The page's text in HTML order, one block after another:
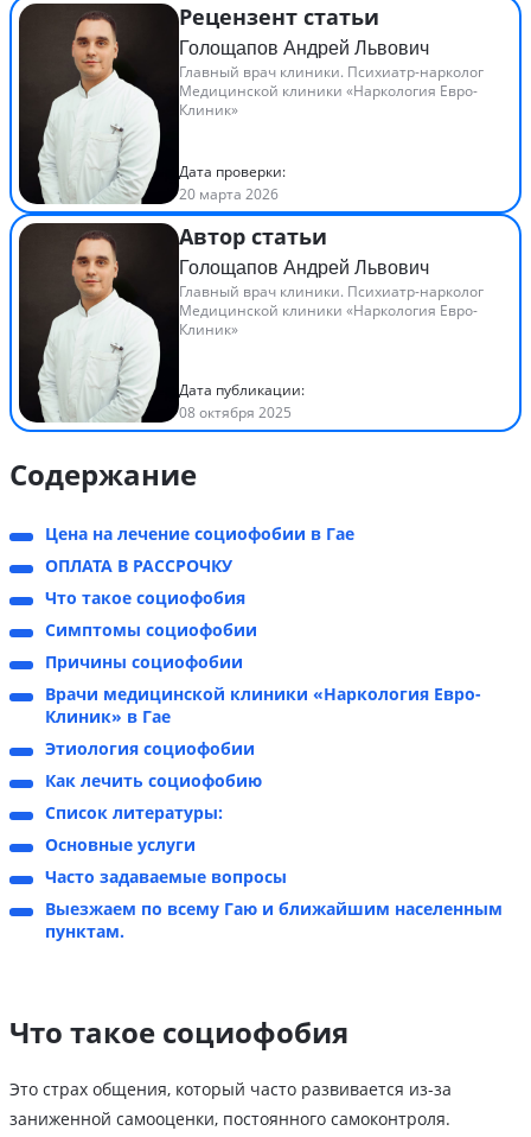
Рецензент статьи
Голощапов Андрей Львович
Главный врач клиники. Психиатр-нарколог
Медицинской клиники «Наркология Евро-
Клиник»
Дата проверки:
20 марта 2026
Автор статьи
Голощапов Андрей Львович
Главный врач клиники. Психиатр-нарколог
Медицинской клиники «Наркология Евро-
Клиник»
Дата публикации:
08 октября 2025
Содержание
Цена на лечение социофобии в Гае
ОПЛАТА В РАССРОЧКУ
Что такое социофобия
Симптомы социофобии
Причины социофобии
Врачи медицинской клиники «Наркология Евро-
Клиник» в Гае
Этиология социофобии
Как лечить социофобию
Список литературы:
Основные услуги
Часто задаваемые вопросы
Выезжаем по всему Гаю и ближайшим населенным
пунктам.
Что такое социофобия
Это страх общения, который часто развивается из-за
заниженной самооценки, постоянного самоконтроля.